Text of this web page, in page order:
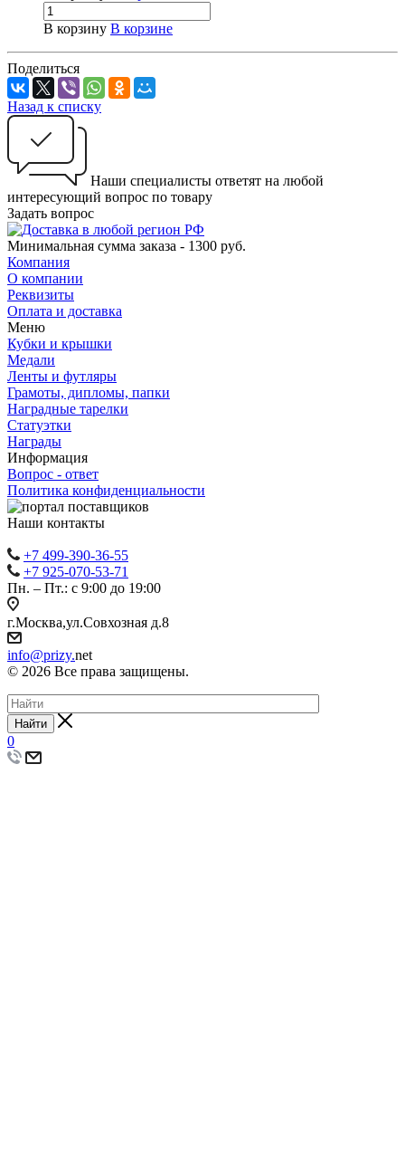
В корзину В корзине
Поделиться
Назад к списку
Наши специалисты ответят на любой
интересующий вопрос по товару
Задать вопрос
Минимальная сумма заказа - 1300 руб.
Компания
О компании
Реквизиты
Оплата и доставка
Меню
Кубки и крышки
Медали
Ленты и футляры
Грамоты, дипломы, папки
Наградные тарелки
Статуэтки
Награды
Информация
Вопрос - ответ
Политика конфиденциальности
Наши контакты
+7 499-390-36-55
+7 925-070-53-71
Пн. – Пт.: с 9:00 до 19:00
г.Москва,ул.Совхозная д.8
info@prizy.net
© 2026 Все права защищены.
Найти
0